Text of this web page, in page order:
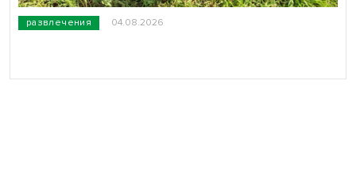
развлечения 04.08.2026